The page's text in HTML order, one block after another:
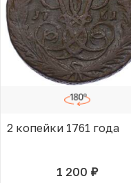
2 копейки 1761 года
1 200 руб.
В КОРЗИНЕ